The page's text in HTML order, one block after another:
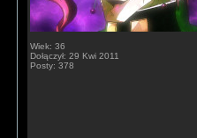
Wiek: 36
Dołączył: 29 Kwi 2011
Posty: 378